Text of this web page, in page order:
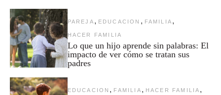
PAREJA , EDUCACION , FAMILIA ,
HACER FAMILIA
Lo que un hijo aprende sin palabras: El
impacto de ver cómo se tratan sus
padres
EDUCACION , FAMILIA , HACER FAMILIA ,